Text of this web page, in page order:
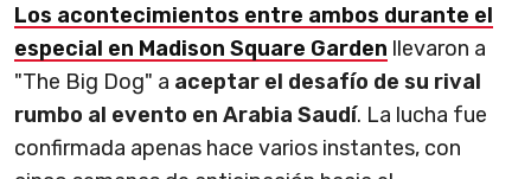
Los acontecimientos entre ambos durante el
especial en Madison Square Garden llevaron a
"The Big Dog" a aceptar el desafío de su rival
rumbo al evento en Arabia Saudí. La lucha fue
confirmada apenas hace varios instantes, con